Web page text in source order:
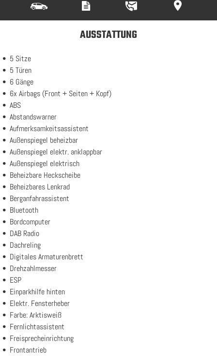
AUSSTATTUNG
5 Sitze
5 Türen
6 Gänge
6x Airbags (Front + Seiten + Kopf)
ABS
Abstandswarner
Aufmerksamkeitsassistent
Außenspiegel beheizbar
Außenspiegel elektr. anklappbar
Außenspiegel elektrisch
Beheizbare Heckscheibe
Beheizbares Lenkrad
Berganfahrassistent
Bluetooth
Bordcomputer
DAB Radio
Dachreling
Digitales Armaturenbrett
Drehzahlmesser
ESP
Einparkhilfe hinten
Elektr. Fensterheber
Farbe: Arktisweiß
Fernlichtassistent
Freisprecheinrichtung
Frontantrieb